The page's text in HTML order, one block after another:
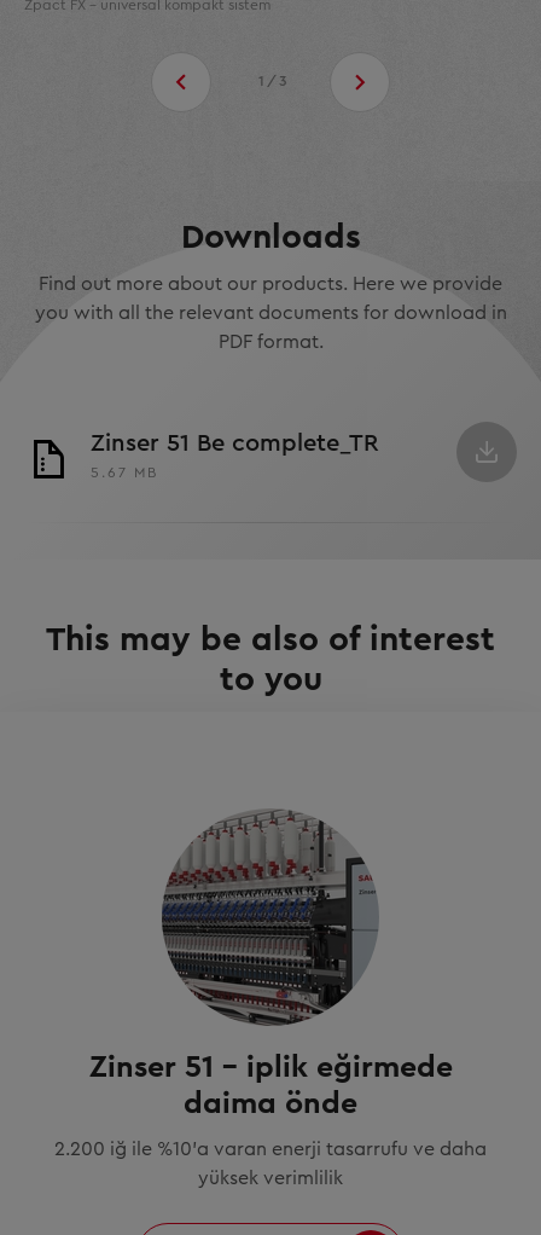
Zpact FX – üniversal kompakt sistem
1/3
Downloads
Find out more about our products. Here we provide
you with all the relevant documents for download in
PDF format.
Zinser 51 Be complete_TR
5.67 MB
This may be also of interest
to you
Zinser 51 – iplik eğirmede
daima önde
2.200 iğ ile %10’a varan enerji tasarrufu ve daha
yüksek verimlilik